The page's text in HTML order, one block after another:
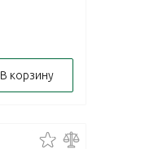
В корзину